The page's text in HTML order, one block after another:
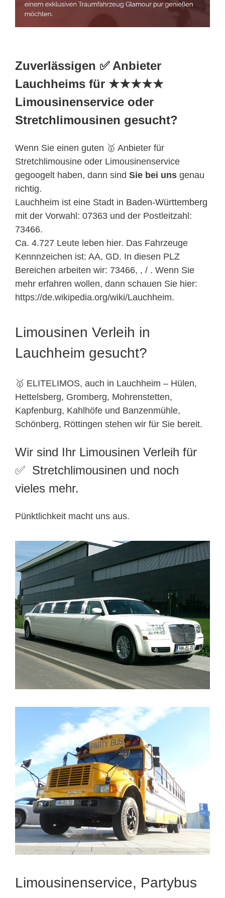
Zuverlässigen ✅ Anbieter
Lauchheims für ★★★★★
Limousinenservice oder
Stretchlimousinen gesucht?
Wenn Sie einen guten 🥇 Anbieter für
Stretchlimousine oder Limousinenservice
gegoogelt haben, dann sind Sie bei uns genau
richtig.
Lauchheim ist eine Stadt in Baden-Württemberg
mit der Vorwahl: 07363 und der Postleitzahl:
73466.
Ca. 4.727 Leute leben hier. Das Fahrzeuge
Kennnzeichen ist: AA, GD. In diesen PLZ
Bereichen arbeiten wir: 73466, , / . Wenn Sie
mehr erfahren wollen, dann schauen Sie hier:
https://de.wikipedia.org/wiki/Lauchheim.
Limousinen Verleih in
Lauchheim gesucht?
🥇 ELITELIMOS, auch in Lauchheim – Hülen,
Hettelsberg, Gromberg, Mohrenstetten,
Kapfenburg, Kahlhöfe und Banzenmühle,
Schönberg, Röttingen stehen wir für Sie bereit.
Wir sind Ihr Limousinen Verleih für
✅ Stretchlimousinen und noch
vieles mehr.
Pünktlichkeit macht uns aus.
Limousinenservice, Partybus